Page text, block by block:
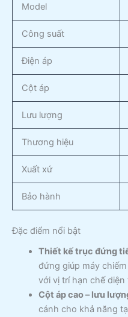
Model
Công suất
Điện áp
Cột áp
Lưu lượng
Thương hiệu
Xuất xứ
Bảo hành
Đặc điểm nổi bật
Thiết kế trục đứng
đứng giúp máy
với vị trí hạn chế diện
Cột áp cao – lưu
cánh cho khả năng